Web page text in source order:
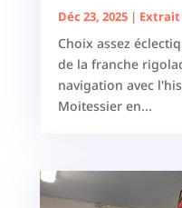
Déc 23, 2025| Extrait
Choix assez
de la franche
navigation avec
Moitessier en...